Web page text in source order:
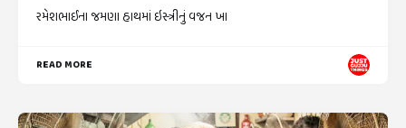
રમેશભાઈના જમણા હાથમાં ઇસ્ત્રીનું વજન ખા
READ MORE